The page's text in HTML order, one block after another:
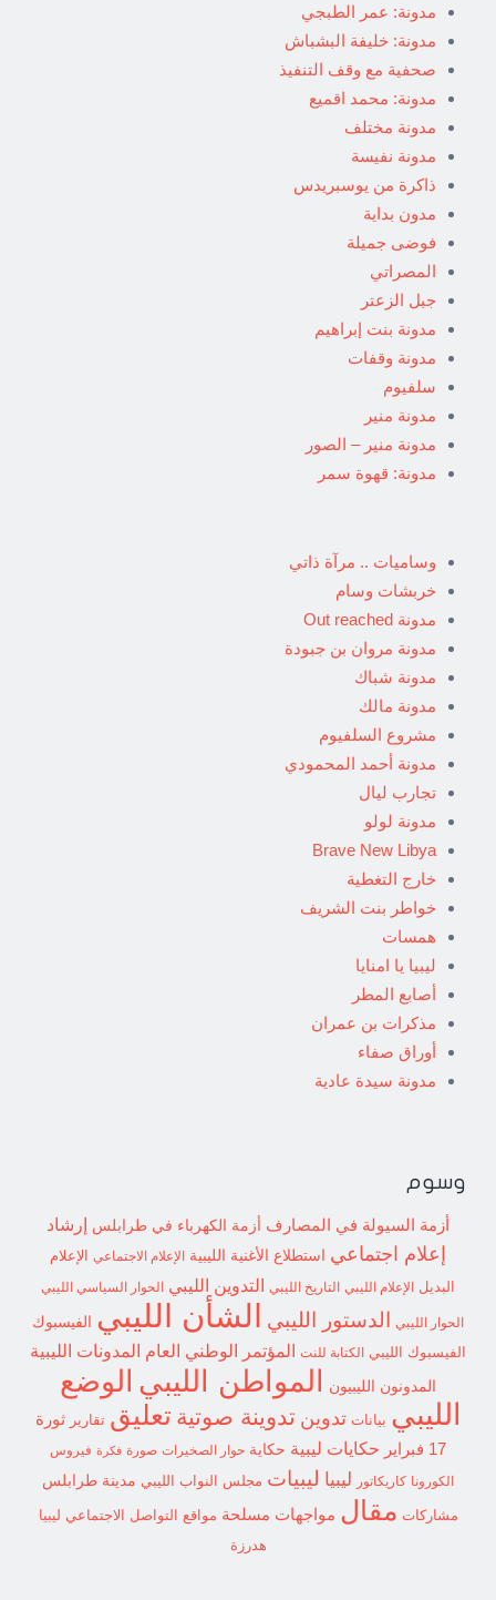
مدونة: عمر الطبجي
مدونة: خليفة البشباش
صحفية مع وقف التنفيذ
مدونة: محمد اقميع
مدونة مختلف
مدونة نفيسة
ذاكرة من يوسبريدس
مدون بداية
فوضى جميلة
المصراتي
جبل الزعتر
مدونة بنت إبراهيم
مدونة وقفات
سلفيوم
مدونة منير
مدونة منير – الصور
مدونة: قهوة سمر
وساميات .. مرآة ذاتي
خربشات وسام
مدونة Out reached
مدونة مروان بن جبودة
مدونة شباك
مدونة مالك
مشروع السلفيوم
مدونة أحمد المحمودي
تجارب ليال
مدونة لولو
Brave New Libya
خارج التغطية
خواطر بنت الشريف
همسات
ليبيا يا امنايا
أصابع المطر
مذكرات بن عمران
أوراق صفاء
مدونة سيدة عادية
وسوم
أزمة السيولة في المصارف أزمة الكهرباء في طرابلس إرشاد
إعلام اجتماعي استطلاع الأغنية الليبية الإعلام الاجتماعي
الإعلام
البديل الإعلام الليبي التاريخ الليبي التدوين الليبي الحوار السياسي الليبي
الحوار الليبي الدستور الليبي الشأن الليبي الفيسبوك
الفيسبوك الليبي الكتابة للنت المؤتمر الوطني العام المدونات الليبية
المدونون الليبيون المواطن الليبي الوضع
الليبي بيانات تدوين تدوينة صوتية تعليق تقارير
ثورة
17 فبراير
حكايات ليبية حكاية حوار الصخيرات صورة فكرة فيروس
الكورونا كاريكاتور ليبيا ليبيات مجلس النواب الليبي مدينة طرابلس
مشاركات مقال مواجهات مسلحة مواقع التواصل الاجتماعي ليبيا
هدرزة